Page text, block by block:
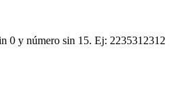
0 y número sin 15. Ej: 2235312312